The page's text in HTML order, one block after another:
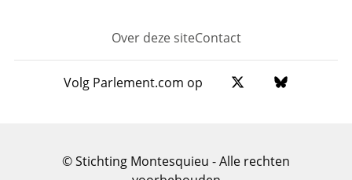
Footer
Over deze siteContact
Volg Parlement.com op
© Stichting Montesquieu - Alle rechten